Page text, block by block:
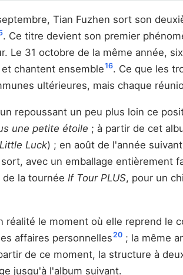
Tian Fuzhen sort son
. Ce titre devient son premier
31 octobre de la même année,
chantent ensemble16. Ce que les
ultérieures, mais chaque
repoussant un peu plus loin ce
une petite étoile ; à partir de cet
Luck) ; en août de l'année
avec un emballage entièrement
la tournée If Tour PLUS, pour un
le moment où elle reprend le
affaires personnelles20 ; la même
de ce moment, la structure à
jusqu'à l'album suivant.